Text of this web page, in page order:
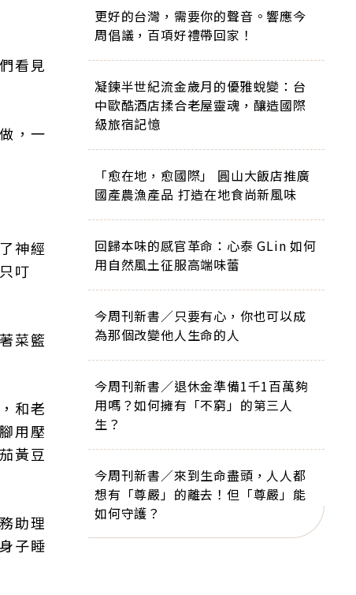
看見
，一
神經
叮
菜籃
和老
用壓
黃豆
助理
子睡
更好的台灣，需要你的聲音。響應今
周倡議，百項好禮帶回家！
凝鍊半世紀流金歲月的優雅蛻變：台
中歐酷酒店揉合老屋靈魂，釀造國際
級旅宿記憶
「愈在地，愈國際」 圓山大飯店推廣
國產農漁產品 打造在地食尚新風味
回歸本味的感官革命：心泰 GLin 如何
用自然風土征服高端味蕾
今周刊新書／只要有心，你也可以成
為那個改變他人生命的人
今周刊新書／退休金準備1千1百萬夠
用嗎？如何擁有「不窮」的第三人
生？
今周刊新書／來到生命盡頭，人人都
想有「尊嚴」的離去！但「尊嚴」能
如何守護？